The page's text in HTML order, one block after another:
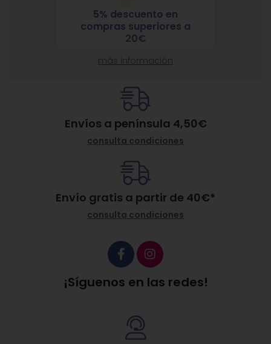
5% descuento en
compras superiores a
20€
más información
Envíos a península 4,50€
consulta condiciones
Envío gratis a partir de 40€*
consulta condiciones
¡Síguenos en las redes!